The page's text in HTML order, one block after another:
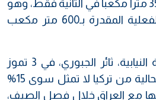
باتجاه العراق يبلغ حاليا 353 مترا مكعبا في الثانية فقط، وهو
أقل بكثير من الحاجة الفعلية المقدرة بـ600 متر مكعب
وذكر عضو لجنة الزراعة النيابية، ثائر الجبوري، في 3 تموز
الجاري، أن الإطلاقات الحالية من تركيا لا تمثل سوى 15%
مع العراق خلال فصل الصيف،